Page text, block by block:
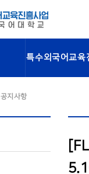
특수외국어교육
공지사항